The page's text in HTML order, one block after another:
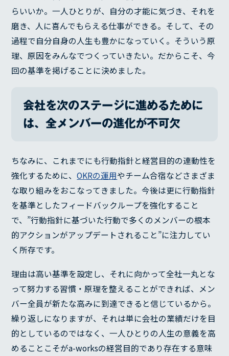
らいいか。一人ひとりが、自分の才能に気づき、それを
磨き、人に喜んでもらえる仕事ができる。そして、その
過程で自分自身の人生も豊かになっていく。そういう原
理、原因をみんなでつくっていきたい。だからこそ、今
回の基準を掲げることに決めました。
会社を次のステージに進めるために
は、全メンバーの進化が不可欠
ちなみに、これまでにも行動指針と経営目的の連動性を
強化するために、OKRの運用やチーム合宿などさまざま
な取り組みをおこなってきました。今後は更に行動指針
を基準としたフィードバックループを強化すること
で、”行動指針に基づいた行動で多くのメンバーの根本
的アクションがアップデートされること”に注力してい
く所存です。
理由は高い基準を設定し、それに向かって全社一丸とな
って努力する習慣・原理を整えることができれば、メン
バー全員が新たな高みに到達できると信じているから。
繰り返しになりますが、それは単に会社の業績だけを目
的としているのではなく、一人ひとりの人生の意義を高
めることこそがa-worksの経営目的であり存在する意味